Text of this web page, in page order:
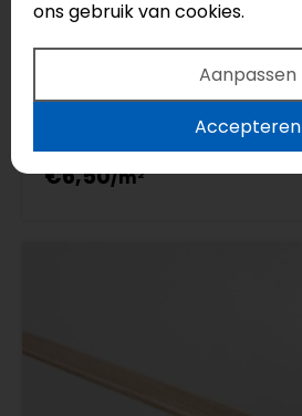
N023
€6,50
ons gebruik van cookies.
Aanpassen
Accepteren